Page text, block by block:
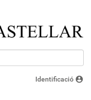
Identificació account_circle